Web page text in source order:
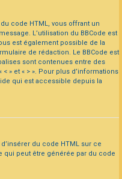
code HTML, vous offrant un
L’utilisation du BBCode est
est également possible de la
de rédaction. Le BBCode est
sont contenues entre des
» et « > ». Pour plus d’informations
qui est accessible depuis la
du code HTML sur ce
qui peut être générée par du code